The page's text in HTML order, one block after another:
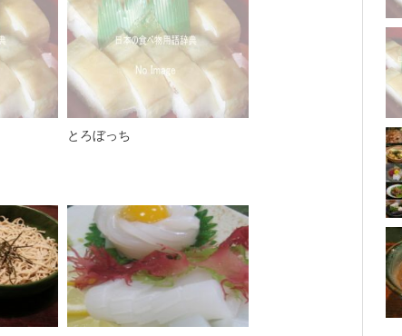
とろぼっち